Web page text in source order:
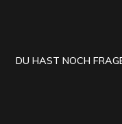
DU HAST NOCH